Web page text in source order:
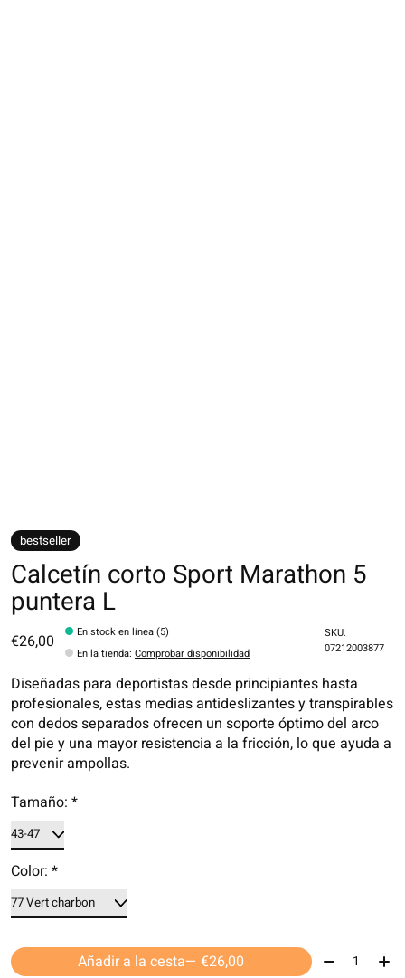
bestseller
Calcetín corto Sport Marathon 5
puntera L
€26,00
En stock en línea (5)
En la tienda:Comprobar disponibilidad
SKU:
07212003877
Diseñadas para deportistas desde principiantes hasta
profesionales, estas medias antideslizantes y transpirables
con dedos separados ofrecen un soporte óptimo del arco
del pie y una mayor resistencia a la fricción, lo que ayuda a
prevenir ampollas.
Tamaño: *
Color: *
Añadir a la cesta — €26,00 Cantidad: